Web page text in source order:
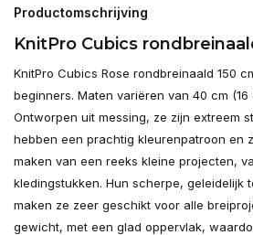
Productomschrijving
KnitPro Cubics
KnitPro Cubics Rose rondbreinaald 150
beginners. Maten variëren van 40 cm
Ontworpen uit messing, ze zijn extreem
hebben een prachtig kleurenpatroon en
maken van een reeks kleine projecten,
kledingstukken. Hun scherpe, geleidelijk
maken ze zeer geschikt voor alle
gewicht, met een glad oppervlak,